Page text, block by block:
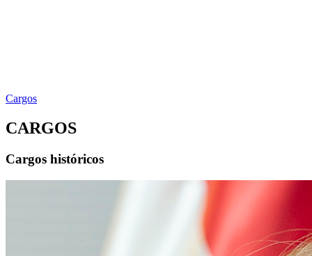
Cargos
CARGOS
Cargos históricos